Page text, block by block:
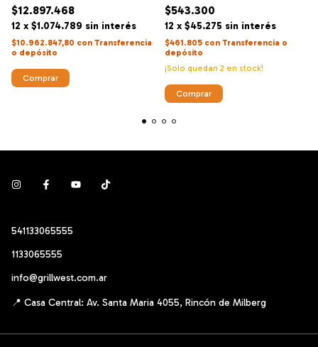
$12.897.468
12 x $1.074.789 sin interés
$10.962.847,80 con Transferencia
o depósito
$543.300
12 x $45.275 sin interés
$461.805 con Transferencia o
depósito
¡Solo quedan 2 en stock!
541133065555
1133065555
info@grillwest.com.ar